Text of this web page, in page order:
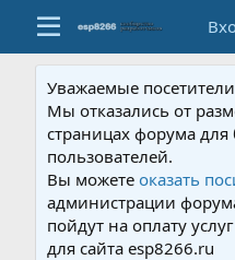
Уважаемые
Мы отказались от
страницах форума
пользователей.
Вы можетеоказать
администрации
пойдут на оплату
для сайта esp8266.ru